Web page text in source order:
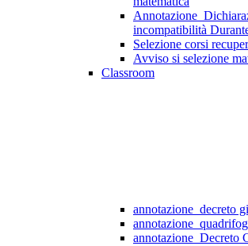
incompatibilità
Selezione corsi
Avviso si selezione
Classroom
annotazione_decreto
annotazione_Decreto